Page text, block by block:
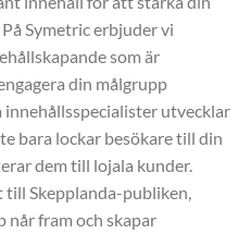
Symetric erbjuder vi
som är
din målgrupp
utvecklar
bara lockar besökare till din
dem till lojala kunder.
Skepplanda-publiken,
når fram och skapar